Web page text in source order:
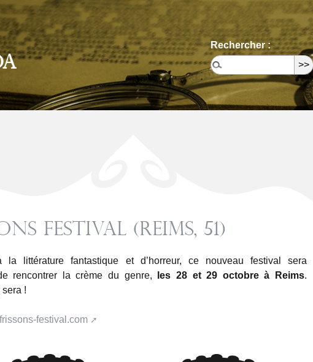
Rechercher :
Festival (Reims, 51)
la littérature fantastique et d’horreur, ce nouveau festival sera
rencontrer la crème du genre,
les 28 et 29 octobre à Reims.
sera !
festival.com